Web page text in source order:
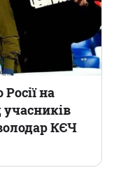
на
КЄЧ